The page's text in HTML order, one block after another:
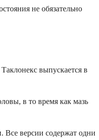
не обязательно
выпускается в
в то время как мазь
Все версии содержат одни